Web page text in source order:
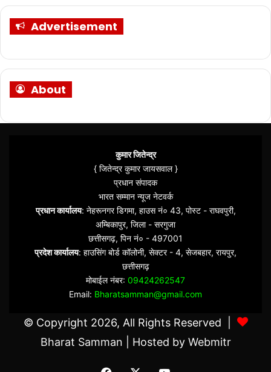
Advertisement
About
कुमार जितेन्द्र
{ जितेन्द्र कुमार जायसवाल }
प्रधान संपादक
भारत सम्मान न्यूज नेटवर्क
प्रधान कार्यालय: नेहरूनगर डिगमा, हाउस नं० 43, पोस्ट - राघवपुरी,
अम्बिकापुर, जिला - सरगुजा
छत्तीसगढ़, पिन नं० - 497001
प्रदेश कार्यालय: हाउसिंग बोर्ड कॉलोनी, सेक्टर - 4, सेजबहार, रायपुर,
छत्तीसगढ़
मोबाईल नंबर: 09424262547
Email: Bharatsamman@gmail.com
© Copyright 2026, All Rights Reserved |
Bharat Samman | Hosted by Webmitr